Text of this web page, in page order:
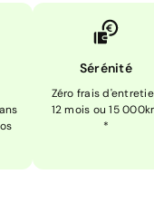
Sérénité
Zéro frais
12 mois ou 15
*